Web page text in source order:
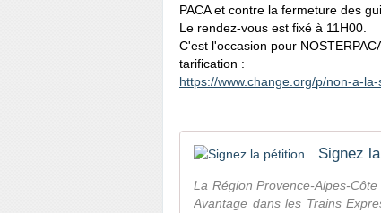
PACA et contre la fermeture des
Le rendez-vous est fixé à 11H00.
C'est l'occasion pour
tarification :
https://www.change.org/p/non-a-la-
Signez
La Région Provence-Alpes-
Avantage dans les Trains